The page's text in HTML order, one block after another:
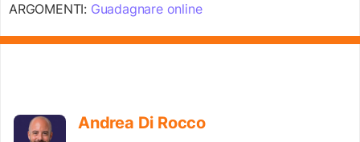
ARGOMENTI: Guadagnare online
Andrea Di Rocco